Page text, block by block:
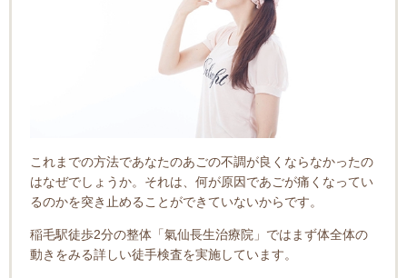
これまでの方法であなたのあごの不調が良くならなかったの
はなぜでしょうか。それは、何が原因であごが痛くなってい
るのかを突き止めることができていないからです。
稲毛駅徒歩2分の整体「氣仙長生治療院」では まず体全体の
動きをみる詳しい徒手検査を実施しています。